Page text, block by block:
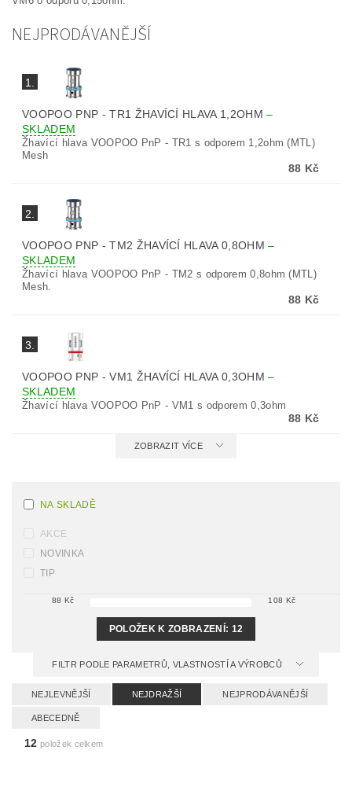
NEJPRODÁVANĚJŠÍ
1.
VOOPOO PNP - TR1 ŽHAVÍCÍ HLAVA 1,2OHM–
SKLADEM
Žhavící hlava VOOPOO PnP - TR1 s odporem 1,2ohm (MTL)
Mesh
88 Kč
2.
VOOPOO PNP - TM2 ŽHAVÍCÍ HLAVA 0,8OHM–
SKLADEM
Žhavící hlava VOOPOO PnP - TM2 s odporem 0,8ohm (MTL)
Mesh.
88 Kč
3.
VOOPOO PNP - VM1 ŽHAVÍCÍ HLAVA 0,3OHM–
SKLADEM
Žhavící hlava VOOPOO PnP - VM1 s odporem 0,3ohm
88 Kč
ZOBRAZIT VÍCE
NA SKLADĚ
AKCE
NOVINKA
TIP
88 Kč 108 Kč
POLOŽEK K ZOBRAZENÍ: 12
FILTR PODLE PARAMETRŮ, VLASTNOSTÍ A VÝROBCŮ
NEJLEVNĚJŠÍ NEJDRAŽŠÍ NEJPRODÁVANĚJŠÍ
ABECEDNĚ
12 položek celkem